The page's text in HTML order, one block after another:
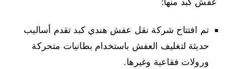
تم افتتاح شركة نقل عفش هندي كبد تقدم أساليب
حديثة لتغليف العفش باستخدام بطانيات متحركة
ورولات فقاعية وغيرها.